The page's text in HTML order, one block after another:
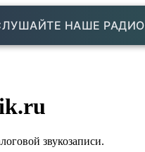
НАШЕ РАДИО
звукозаписи.